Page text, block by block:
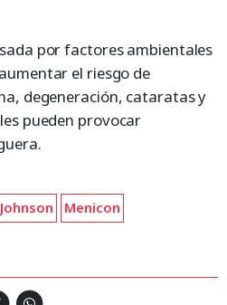
por factores ambientales
el riesgo de
degeneración, cataratas y
pueden provocar
Menicon